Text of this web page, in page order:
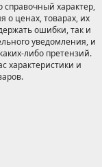
характер,
о ценах, товарах, их
ошибки, так и
уведомления, и
либо претензий.
характеристики и